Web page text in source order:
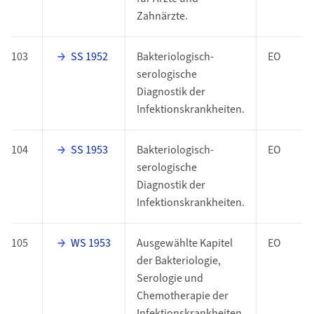
Zahnärzte.
103 SS 1952
Bakteriologisch-
serologische
Diagnostik der
Infektionskrankheiten.
EO
104 SS 1953
Bakteriologisch-
serologische
Diagnostik der
Infektionskrankheiten.
EO
105 WS 1953
Ausgewählte Kapitel
der Bakteriologie,
Serologie und
Chemotherapie der
EO